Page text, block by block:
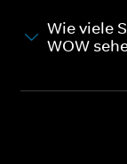
Wie viele
WOW